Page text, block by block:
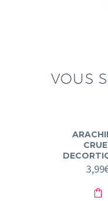
VOUS
3,99